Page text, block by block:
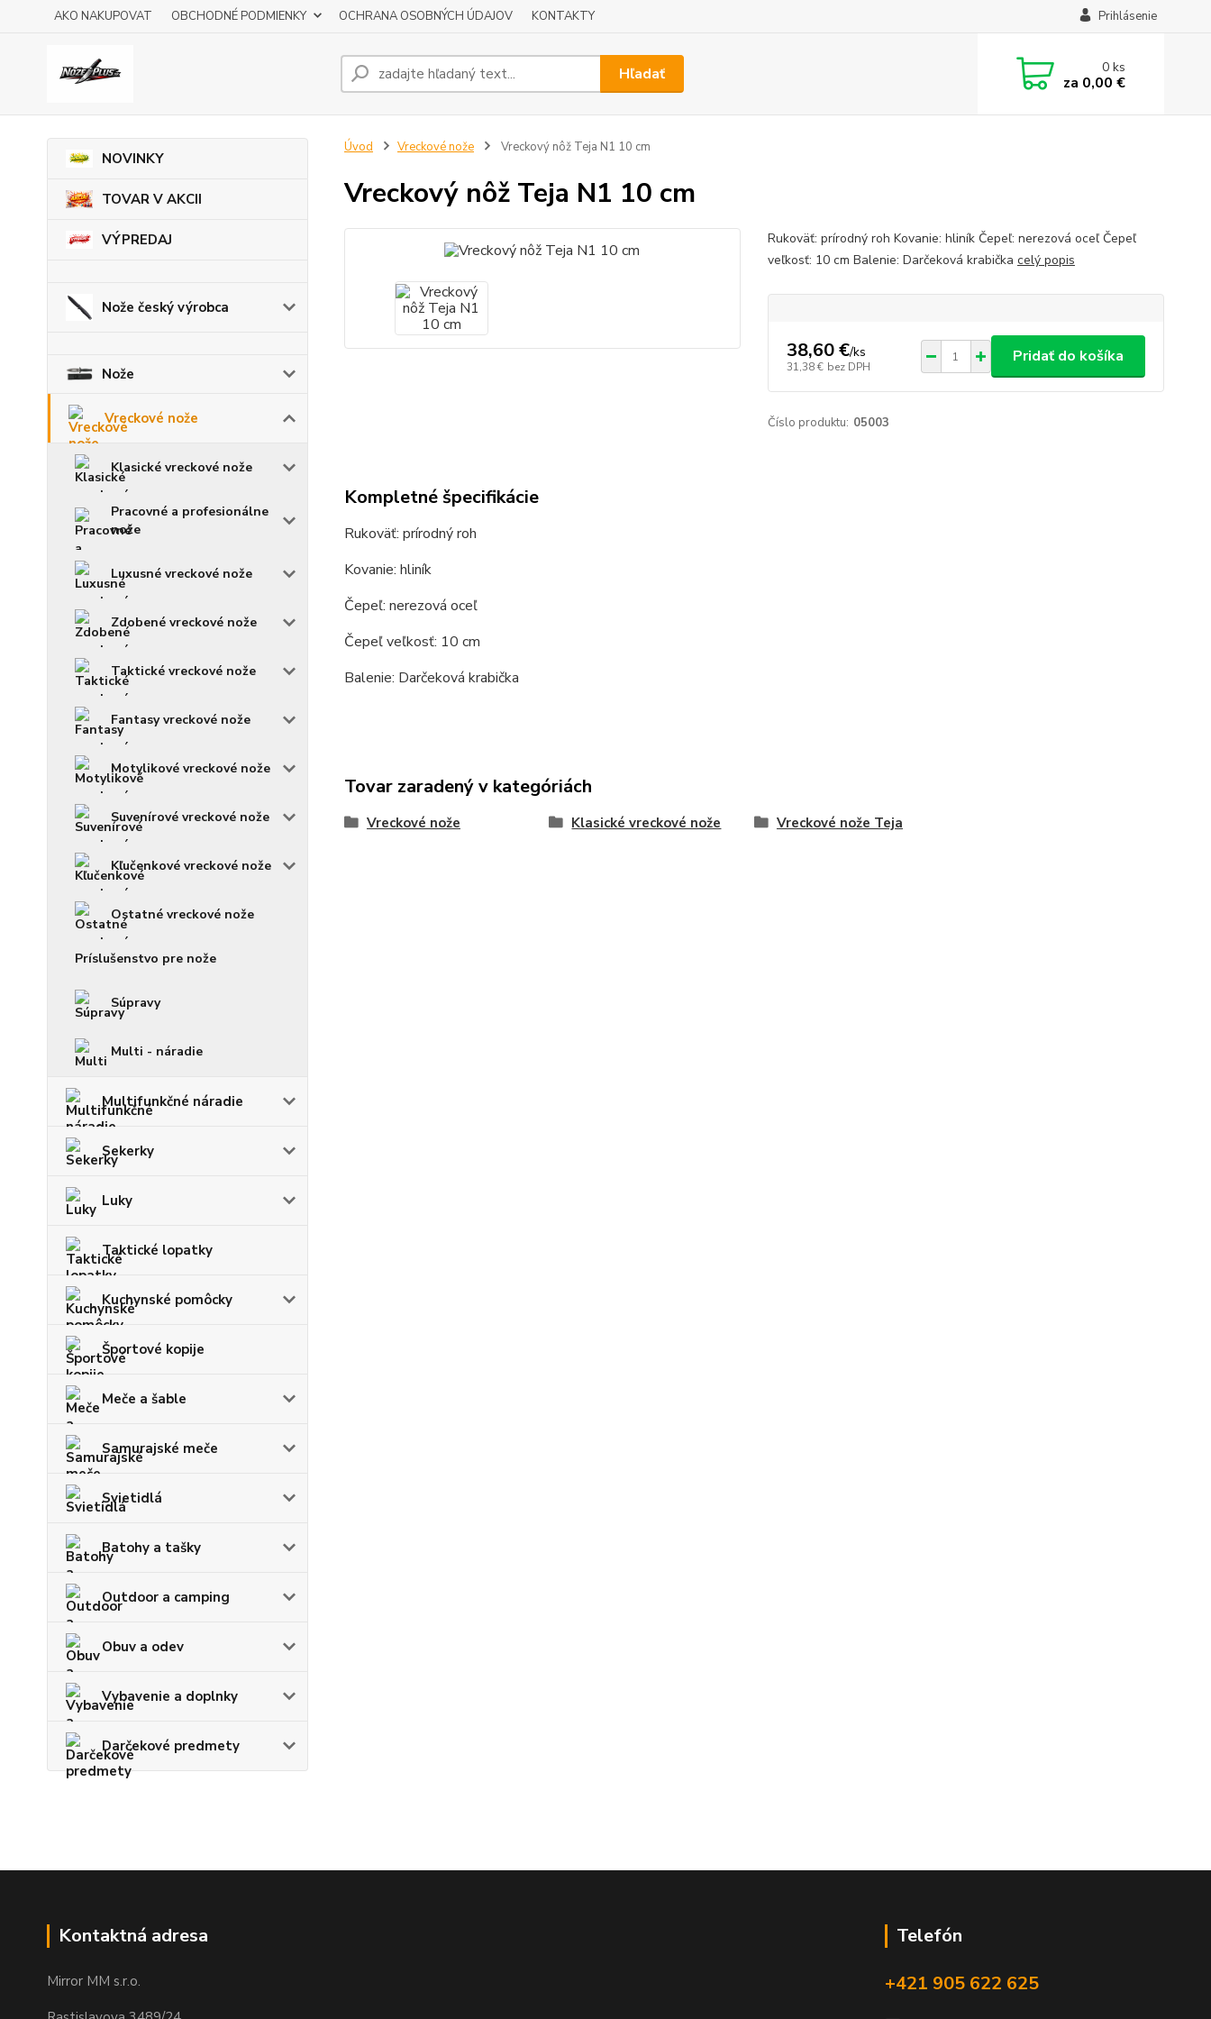
AKO NAKUPOVAT OBCHODNÉ PODMIENKY OCHRANA OSOBNÝCH ÚDAJOV KONTAKTY Prihlásenie
Hľadať 0ks
za 0,00 €
NOVINKY
TOVAR V AKCII
VÝPREDAJ
Nože český výrobca
Nože
Vreckové nože
Klasické vreckové nože
Pracovné a profesionálne
nože
Luxusné vreckové nože
Zdobené vreckové nože
Taktické vreckové nože
Fantasy vreckové nože
Motylikové vreckové nože
Suvenírové vreckové nože
Kľučenkové vreckové nože
Ostatné vreckové nože
Príslušenstvo pre nože
Súpravy
Multi - náradie
Multifunkčné náradie
Sekerky
Luky
Taktické lopatky
Kuchynské pomôcky
Športové kopije
Meče a šable
Samurajské meče
Svietidlá
Batohy a tašky
Outdoor a camping
Obuv a odev
Vybavenie a doplnky
Darčekové predmety
Úvod Vreckové nože Vreckový nôž Teja N1 10 cm
Vreckový nôž Teja N1 10 cm
Rukoväť: prírodný roh Kovanie: hliník Čepeľ: nerezová oceľ Čepeľ
veľkosť: 10 cm Balenie: Darčeková krabička celý popis
38,60 €/ks
31,38 € bez DPH
Pridať do košíka
Číslo produktu: 05003
Kompletné špecifikácie
Rukoväť: prírodný roh
Kovanie: hliník
Čepeľ: nerezová oceľ
Čepeľ veľkosť: 10 cm
Balenie: Darčeková krabička
Tovar zaradený v kategóriách
Vreckové nože Klasické vreckové nože Vreckové nože Teja
Kontaktná adresa
Mirror MM s.r.o.
Telefón
+421 905 622 625